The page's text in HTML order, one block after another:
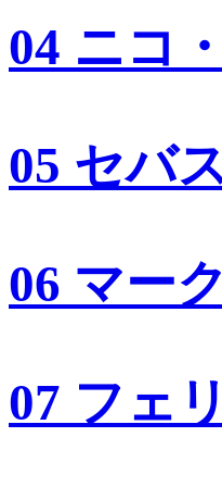
04 ニコ
05 セバ
06 マー
07 フェ